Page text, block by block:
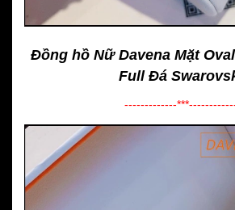
Đồng hồ Nữ Davena Mặt
Full Đá
-------------